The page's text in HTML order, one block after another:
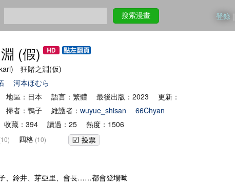
搜索漫畫 登錄 ｜
(假)
狂賭之淵(仮)
河本ほむら
地區：日本 語言：繁體 最後出版：2023 更新：
掃者：鴨子 維護者： wuyue_shisan
66Chyan
藏：394 讀過：25 熱度：1506
四格 (10)
、鈴井、芽亞里、會長……都會登場呦